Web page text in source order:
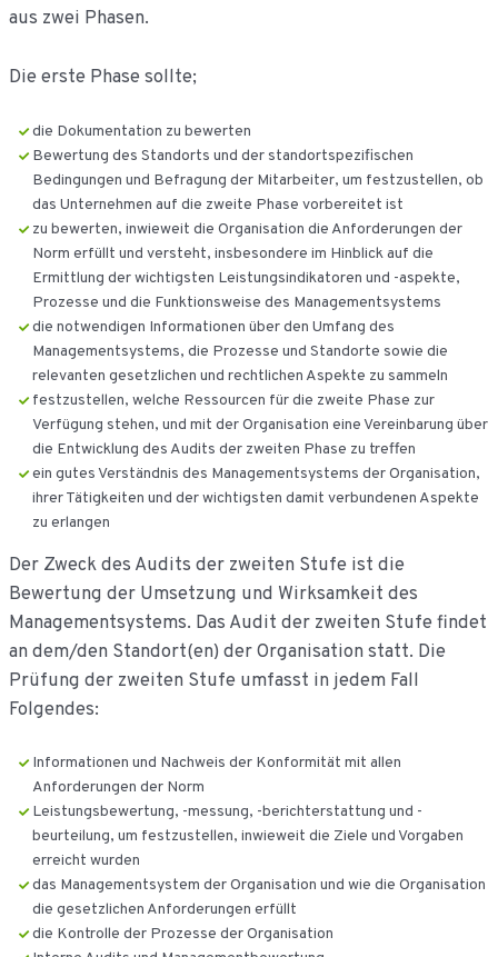
aus zwei Phasen.
Die erste Phase sollte;
die Dokumentation zu bewerten
Bewertung des Standorts und der standortspezifischen
Bedingungen und Befragung der Mitarbeiter, um festzustellen, ob
das Unternehmen auf die zweite Phase vorbereitet ist
zu bewerten, inwieweit die Organisation die Anforderungen der
Norm erfüllt und versteht, insbesondere im Hinblick auf die
Ermittlung der wichtigsten Leistungsindikatoren und -aspekte,
Prozesse und die Funktionsweise des Managementsystems
die notwendigen Informationen über den Umfang des
Managementsystems, die Prozesse und Standorte sowie die
relevanten gesetzlichen und rechtlichen Aspekte zu sammeln
festzustellen, welche Ressourcen für die zweite Phase zur
Verfügung stehen, und mit der Organisation eine Vereinbarung über
die Entwicklung des Audits der zweiten Phase zu treffen
ein gutes Verständnis des Managementsystems der Organisation,
ihrer Tätigkeiten und der wichtigsten damit verbundenen Aspekte
zu erlangen
Der Zweck des Audits der zweiten Stufe ist die
Bewertung der Umsetzung und Wirksamkeit des
Managementsystems. Das Audit der zweiten Stufe findet
an dem/den Standort(en) der Organisation statt. Die
Prüfung der zweiten Stufe umfasst in jedem Fall
Folgendes:
Informationen und Nachweis der Konformität mit allen
Anforderungen der Norm
Leistungsbewertung, -messung, -berichterstattung und -
beurteilung, um festzustellen, inwieweit die Ziele und Vorgaben
erreicht wurden
das Managementsystem der Organisation und wie die Organisation
die gesetzlichen Anforderungen erfüllt
die Kontrolle der Prozesse der Organisation